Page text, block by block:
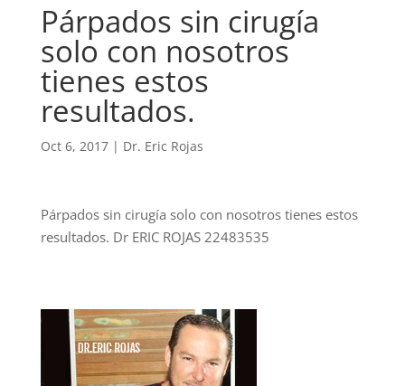
Párpados sin cirugía
solo con nosotros
tienes estos
resultados.
Oct 6, 2017| Dr. Eric Rojas
Párpados sin cirugía solo con nosotros tienes estos
resultados. Dr ERIC ROJAS 22483535